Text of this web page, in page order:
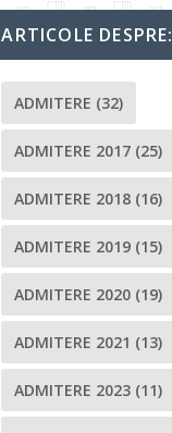
ARTICOLE DESPRE:
ADMITERE (32)
ADMITERE 2017 (25)
ADMITERE 2018 (16)
ADMITERE 2019 (15)
ADMITERE 2020 (19)
ADMITERE 2021 (13)
ADMITERE 2023 (11)